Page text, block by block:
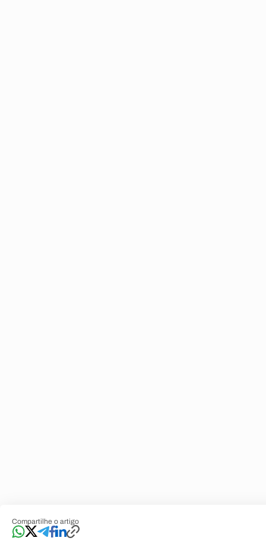
Compartilhe o artigo